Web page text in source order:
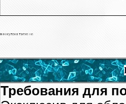
Требования для